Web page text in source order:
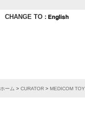
CHANGE TO :
ホーム > CURATOR > MEDICOM TOY